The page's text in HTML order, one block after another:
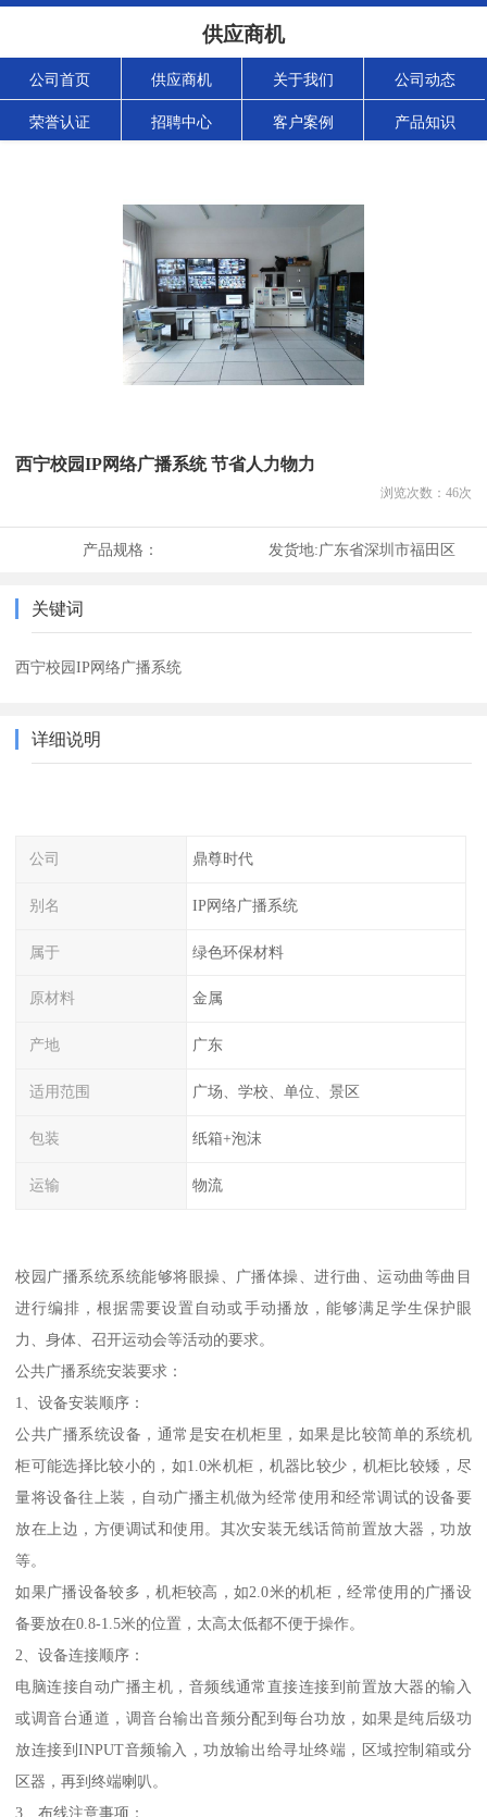
供应商机
公司首页 供应商机 关于我们 公司动态
荣誉认证 招聘中心 客户案例 产品知识
西宁校园IP网络广播系统 节省人力物力
浏览次数： 46次
产品规格： 发货地:广东省深圳市福田区
关键词
西宁校园IP网络广播系统
详细说明
公司 鼎尊时代
别名 IP网络广播系统
属于 绿色环保材料
原材料 金属
产地 广东
适用范围 广场、学校、单位、景区
包装 纸箱+泡沫
运输 物流
校园广播系统系统能够将眼操、广播体操、进行曲、运动曲等曲目
进行编排，根据需要设置自动或手动播放，能够满足学生保护眼
力、身体、召开运动会等活动的要求。
公共广播系统安装要求：
1、设备安装顺序：
公共广播系统设备，通常是安在机柜里，如果是比较简单的系统机
柜可能选择比较小的，如1.0米机柜，机器比较少，机柜比较矮，尽
量将设备往上装，自动广播主机做为经常使用和经常调试的设备要
放在上边，方便调试和使用。其次安装无线话筒前置放大器，功放
等。
如果广播设备较多，机柜较高，如2.0米的机柜，经常使用的广播设
备要放在0.8-1.5米的位置，太高太低都不便于操作。
2、设备连接顺序：
电脑连接自动广播主机，音频线通常直接连接到前置放大器的输入
或调音台通道，调音台输出音频分配到每台功放，如果是纯后级功
放连接到INPUT音频输入，功放输出给寻址终端，区域控制箱或分
区器，再到终端喇叭。
3、布线注意事项：